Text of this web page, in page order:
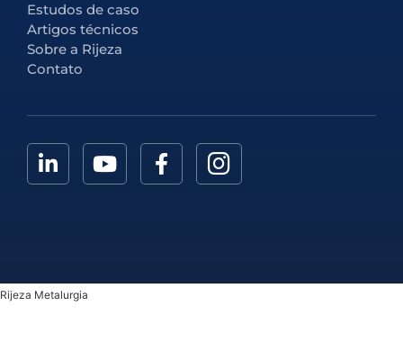
Estudos de caso
Artigos técnicos
Sobre a Rijeza
Contato
Rijeza Metalurgia